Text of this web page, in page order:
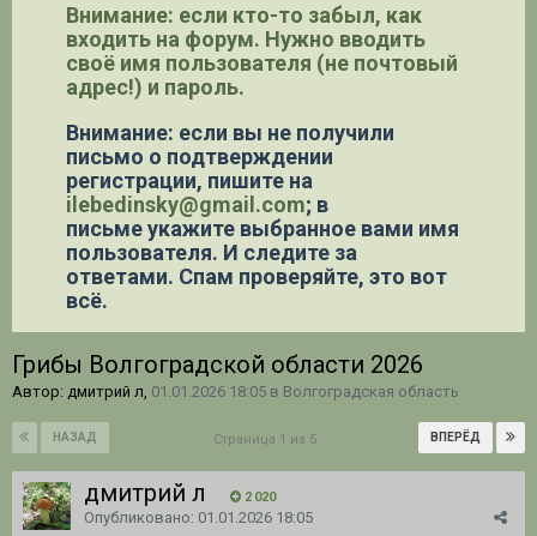
Внимание: если кто-то забыл, как
входить на форум. Нужно вводить
своё имя пользователя (не почтовый
адрес!) и пароль.
Внимание: если вы не получили
письмо о подтверждении
регистрации, пишите на
ilebedinsky@gmail.com; в
письме укажите выбранное вами имя
пользователя. И следите за
ответами. Спам проверяйте, это вот
всё.
Грибы Волгоградской области 2026
Автор: дмитрий л, 01.01.2026 18:05 в Волгоградская область
НАЗАД ВПЕРЁД
Страница 1 из 5
дмитрий л 2 020
Опубликовано: 01.01.2026 18:05